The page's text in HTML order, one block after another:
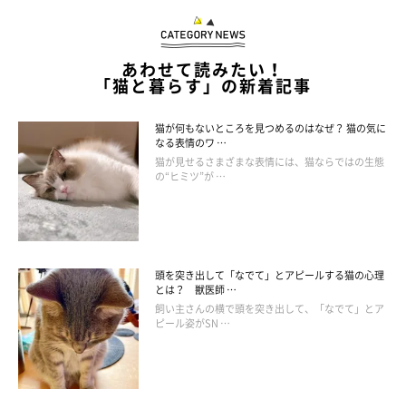
けて、適切な体重を維持しましょう。また、絨毯を敷くなど、滑
りにくい床にすることも予防法の一つになります。
で、予防することができます。空気を清潔に保ち、歯磨きの習慣
をつけ、体重の管理をする。少しの意識で大切な愛猫を病気から
守ることができるので、ぜひ参考にしてみてくださいね。
出典／「ねこのきもち」17年4月号『一度かかると長いお付き合
いになる病気』（監修：ACプラザ刈谷動物病院 葛西橋通り病院
院長 榎本拓也先生）
文／ishikawa_A
※写真はスマホアプリ「まいにちのいぬ・ねこのきもち」で投稿
されたものです
あわせて読みたい！
「猫と暮らす」の新着記事
猫が何もないところを見つめるのはなぜ？ 猫の気に
なる表情のワ …
猫が見せるさまざまな表情には、猫ならではの生態
の“ヒミツ”が …
頭を突き出して「なでて」とアピールする猫の心理
とは？ 獣医師 …
飼い主さんの横で頭を突き出して、「なでて」とア
ピール姿がSN …